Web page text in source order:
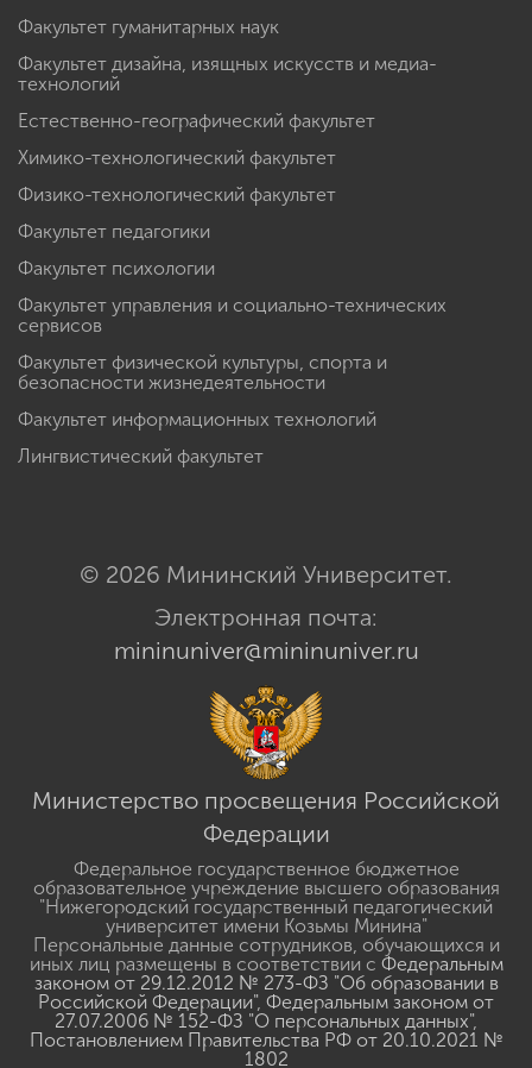
Факультет гуманитарных наук
Факультет дизайна, изящных искусств и медиа-
технологий
Естественно-географический факультет
Химико-технологический факультет
Физико-технологический факультет
Факультет педагогики
Факультет психологии
Факультет управления и социально-технических
сервисов
Факультет физической культуры, спорта и
безопасности жизнедеятельности
Факультет информационных технологий
Лингвистический факультет
© 2026 Мининский Университет.
Электронная почта:
mininuniver@mininuniver.ru
Министерство просвещения Российской
Федерации
Федеральное государственное бюджетное
образовательное учреждение высшего образования
"Нижегородский государственный педагогический
университет имени Козьмы Минина"
Персональные данные сотрудников, обучающихся и
иных лиц размещены в соответствии с Федеральным
законом от 29.12.2012 № 273-ФЗ "Об образовании в
Российской Федерации", Федеральным законом от
27.07.2006 № 152-ФЗ "О персональных данных",
Постановлением Правительства РФ от 20.10.2021 №
1802